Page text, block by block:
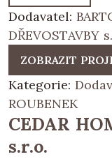
Dodavatel:
DŘEVOSTAVBY
ZOBRAZIT
Kategorie:
ROUBENEK
CEDAR
s.r.o.